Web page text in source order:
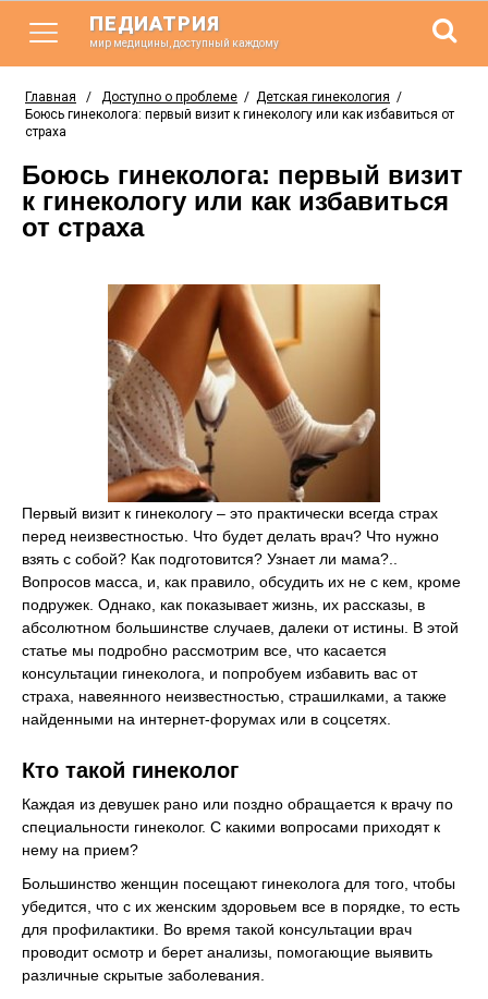
ПЕДИАТРИЯ
мир медицины, доступный каждому
Главная / Доступно о проблеме / Детская гинекология /
Боюсь гинеколога: первый визит к гинекологу или как избавиться от
страха
Боюсь гинеколога: первый визит
к гинекологу или как избавиться
от страха
Первый визит к гинекологу – это практически всегда страх
перед неизвестностью. Что будет делать врач? Что нужно
взять с собой? Как подготовится? Узнает ли мама?..
Вопросов масса, и, как правило, обсудить их не с кем, кроме
подружек. Однако, как показывает жизнь, их рассказы, в
абсолютном большинстве случаев, далеки от истины. В этой
статье мы подробно рассмотрим все, что касается
консультации гинеколога, и попробуем избавить вас от
страха, навеянного неизвестностью, страшилками, а также
найденными на интернет-форумах или в соцсетях.
Кто такой гинеколог
Каждая из девушек рано или поздно обращается к врачу по
специальности гинеколог. С какими вопросами приходят к
нему на прием?
Большинство женщин посещают гинеколога для того, чтобы
убедится, что с их женским здоровьем все в порядке, то есть
для профилактики. Во время такой консультации врач
проводит осмотр и берет анализы, помогающие выявить
различные скрытые заболевания.